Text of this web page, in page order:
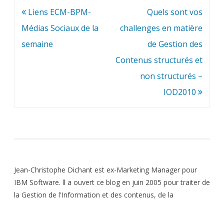
Navigation
de
l’article
Liens ECM-BPM-
Médias Sociaux de la
semaine
Quels sont vos
challenges en matière
de Gestion des
Contenus structurés et
non structurés –
IOD2010
Jean-Christophe Dichant est ex-Marketing Manager pour
IBM Software. ll a ouvert ce blog en juin 2005 pour traiter de
la Gestion de l'Information et des contenus, de la